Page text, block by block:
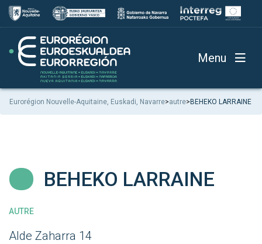
Menu
Eurorégion Nouvelle-Aquitaine, Euskadi, Navarre>autre>BEHEKO LARRAINE
BEHEKO LARRAINE
AUTRE
Alde Zaharra 14